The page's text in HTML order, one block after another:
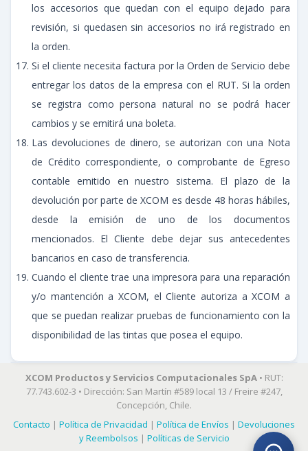
los accesorios que quedan con el equipo dejado para
revisión, si quedasen sin accesorios no irá registrado en
la orden.
Si el cliente necesita factura por la Orden de Servicio debe
entregar los datos de la empresa con el RUT. Si la orden
se registra como persona natural no se podrá hacer
cambios y se emitirá una boleta.
Las devoluciones de dinero, se autorizan con una Nota
de Crédito correspondiente, o comprobante de Egreso
contable emitido en nuestro sistema. El plazo de la
devolución por parte de XCOM es desde 48 horas hábiles,
desde la emisión de uno de los documentos
mencionados. El Cliente debe dejar sus antecedentes
bancarios en caso de transferencia.
Cuando el cliente trae una impresora para una reparación
y/o mantención a XCOM, el Cliente autoriza a XCOM a
que se puedan realizar pruebas de funcionamiento con la
disponibilidad de las tintas que posea el equipo.
XCOM Productos y Servicios Computacionales SpA• RUT:
77.743.602-3 • Dirección: San Martín #589 local 13 / Freire #247,
Concepción, Chile.
Contacto | Política de Privacidad | Política de Envíos | Devoluciones
y Reembolsos | Políticas de Servicio